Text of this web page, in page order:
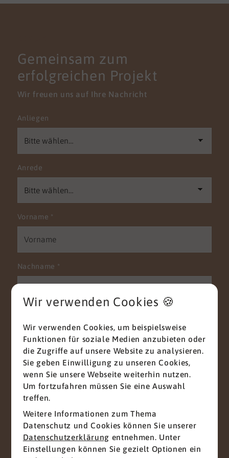
Gemeinsam zum
erfolgreichen Projekt
Wir freuen uns auf Ihre Nachricht
Anliegen
Anrede
Vorname *
Nachname *
Telefon
Nachricht
Wir verwenden Cookies 🍪
Wir verwenden Cookies, um beispielsweise
Funktionen für soziale Medien anzubieten oder
die Zugriffe auf unsere Website zu analysieren.
Sie geben Einwilligung zu unseren Cookies,
wenn Sie unsere Webseite weiterhin nutzen.
Um fortzufahren müssen Sie eine Auswahl
treffen.
Weitere Informationen zum Thema
Datenschutz und Cookies können Sie unserer
Datenschutzerklärung entnehmen. Unter
Einstellungen können Sie gezielt Optionen ein